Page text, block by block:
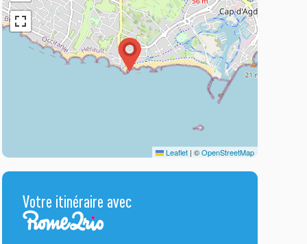
Leaflet | ©OpenStreetMap
Votre itinéraire avec